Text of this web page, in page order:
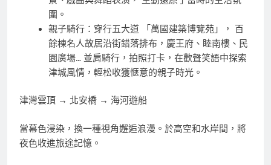
圍。
親子騎行：穿行五大道 「萬國建築博覽苑」， 百
餘棟名人故居沿街錯落排布，慶王府、睦南樓、民
園廣場… 並肩騎行，拍照打卡，在歡聲笑語中探索
津城風情，輕松收獲愜意的親子時光。
津灣雲頂 → 北安橋 → 海河遊船
當幕色浸染，換一種視角邂逅浪漫。於高空和水岸間，將
夜色收進旅途記憶。